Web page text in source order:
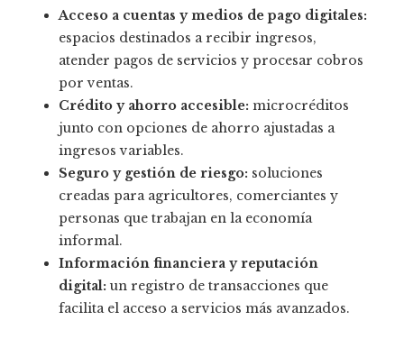
Acceso a cuentas y medios de pago digitales:
espacios destinados a recibir ingresos,
atender pagos de servicios y procesar cobros
por ventas.
Crédito y ahorro accesible: microcréditos
junto con opciones de ahorro ajustadas a
ingresos variables.
Seguro y gestión de riesgo: soluciones
creadas para agricultores, comerciantes y
personas que trabajan en la economía
informal.
Información financiera y reputación
digital: un registro de transacciones que
facilita el acceso a servicios más avanzados.